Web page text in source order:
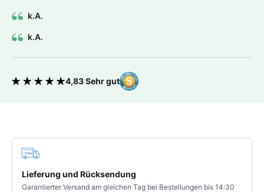
k.A.
k.A.
Bewertung 4.83 von 5 Sternen
4,83 Sehr gut
Deine Vorteile
Lieferung und Rücksendung
Garantierter Versand am gleichen Tag bei Bestellungen bis 14:30